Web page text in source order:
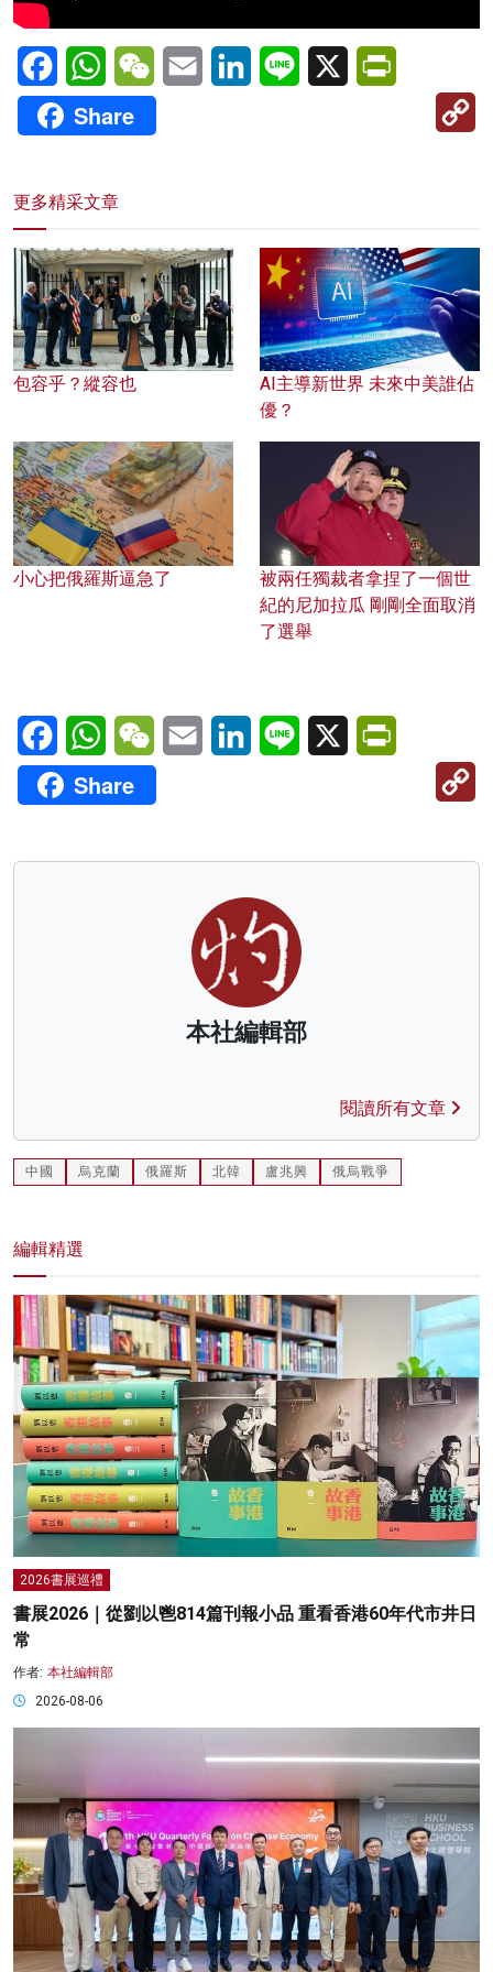
FacebookWhatsAppWeChatEmail LinkedInLine X
Share
更多精采文章
包容乎？縱容也
AI主導新世界 未來中美誰佔
優？
小心把俄羅斯逼急了
被兩任獨裁者拿捏了一個世
紀的尼加拉瓜 剛剛全面取消
了選舉
FacebookWhatsAppWeChatEmail LinkedInLine X
Share
本社編輯部
閱讀所有文章
中國 烏克蘭 俄羅斯 北韓 盧兆興 俄烏戰爭
編輯精選
2026書展巡禮
書展2026｜從劉以鬯814篇刊報小品 重看香港60年代市井日
常
作者: 本社編輯部
2026-08-06